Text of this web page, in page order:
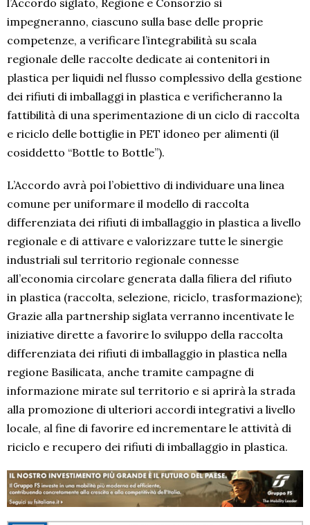
l’Accordo siglato, Regione e Consorzio si
impegneranno, ciascuno sulla base delle proprie
competenze, a verificare l’integrabilità su scala
regionale delle raccolte dedicate ai contenitori in
plastica per liquidi nel flusso complessivo della gestione
dei rifiuti di imballaggi in plastica e verificheranno la
fattibilità di una sperimentazione di un ciclo di raccolta
e riciclo delle bottiglie in PET idoneo per alimenti (il
cosiddetto “Bottle to Bottle”).
L’Accordo avrà poi l’obiettivo di individuare una linea
comune per uniformare il modello di raccolta
differenziata dei rifiuti di imballaggio in plastica a livello
regionale e di attivare e valorizzare tutte le sinergie
industriali sul territorio regionale connesse
all’economia circolare generata dalla filiera del rifiuto
in plastica (raccolta, selezione, riciclo, trasformazione);
Grazie alla partnership siglata verranno incentivate le
iniziative dirette a favorire lo sviluppo della raccolta
differenziata dei rifiuti di imballaggio in plastica nella
regione Basilicata, anche tramite campagne di
informazione mirate sul territorio e si aprirà la strada
alla promozione di ulteriori accordi integrativi a livello
locale, al fine di favorire ed incrementare le attività di
riciclo e recupero dei rifiuti di imballaggio in plastica.